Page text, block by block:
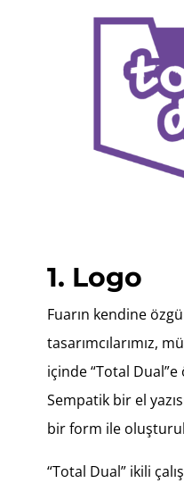
1. Logo
Fuarın kendine
tasarımcılarımız,
içinde “Total
Sempatik bir el
bir form ile
“Total Dual” ikili